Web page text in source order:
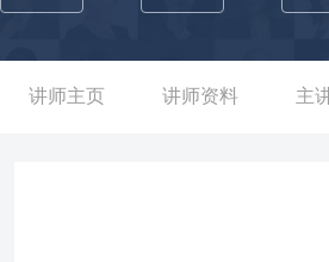
花、好波内衣、可乐家、东岭集团、重
美对接。通过网络，借助微信线上活动
讲师主页 讲师资料 主